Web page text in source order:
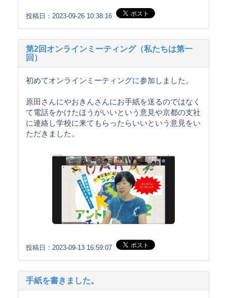
投稿日：2023-09-26 10:38:16
第2回オンラインミーティング（私たちは第一
回）
初めてオンラインミーティングに参加しました。
原田さんにやおきんさんにお手紙を送るのではなく
て電話をかけたほうがいいという意見や京都の支社
に連絡し学校に来てもらったらいいという意見をい
ただきました。
投稿日：2023-09-13 16:59:07
手紙を書きました。